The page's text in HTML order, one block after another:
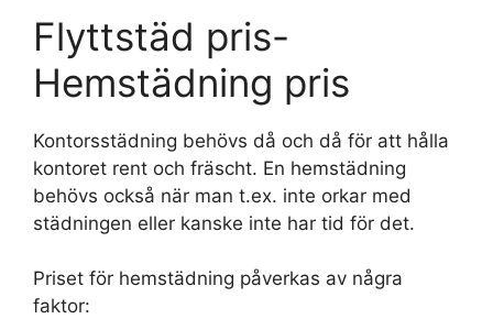
Flyttstäd pris-
Hemstädning pris
Kontorsstädning behövs då och då för att hålla
kontoret rent och fräscht. En hemstädning
behövs också när man t.ex. inte orkar med
städningen eller kanske inte har tid för det.
Priset för hemstädning påverkas av några
faktor: